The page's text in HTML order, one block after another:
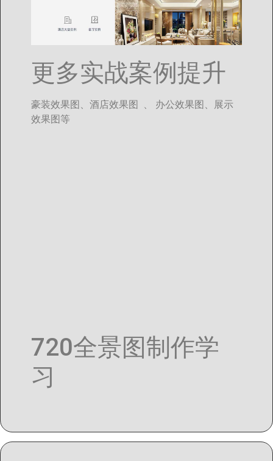
更多实战案例提升
豪装效果图、酒店效果图 、 办公效果图、展示
效果图等
720全景图制作学
习